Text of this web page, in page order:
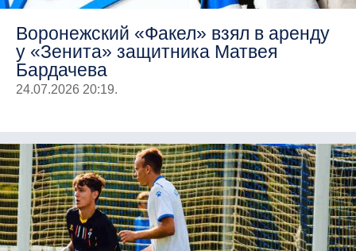
Воронежский «Факел» взял в аренду
у «Зенита» защитника Матвея
Бардачева
24.07.2026 20:19.